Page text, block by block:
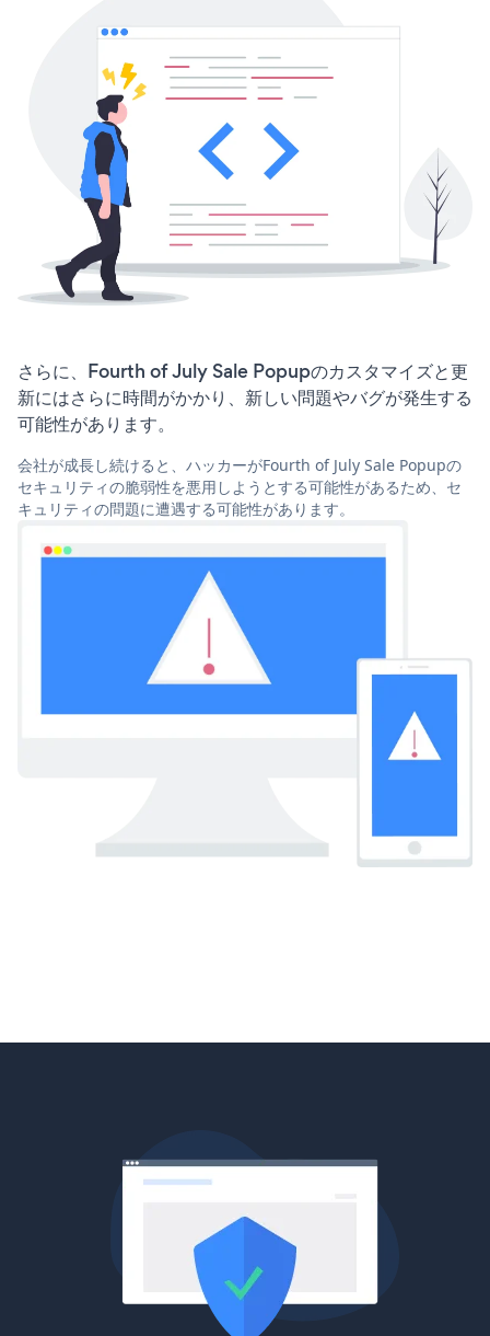
さらに、Fourth of July Sale Popupのカスタマイズと更
新にはさらに時間がかかり、新しい問題やバグが発生する
可能性があります。
会社が成長し続けると、ハッカーがFourth of July Sale Popupの
セキュリティの脆弱性を悪用しようとする可能性があるため、セ
キュリティの問題に遭遇する可能性があります。